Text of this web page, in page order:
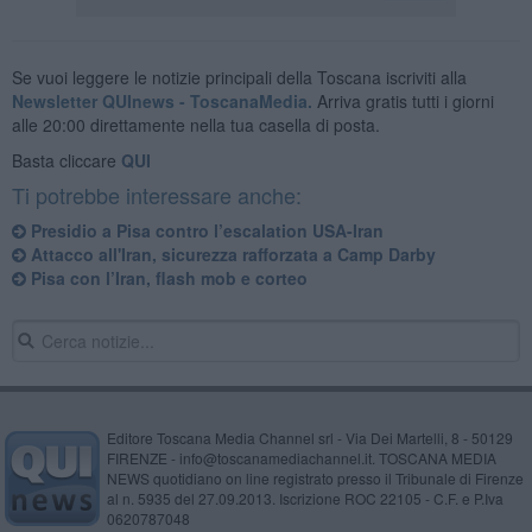
Se vuoi leggere le notizie principali della Toscana iscriviti alla
Newsletter QUInews - ToscanaMedia. Arriva gratis tutti i giorni
alle 20:00 direttamente nella tua casella di posta.
Basta cliccare QUI
Ti potrebbe interessare anche:
Presidio a Pisa contro l’escalation USA-Iran
Attacco all'Iran, sicurezza rafforzata a Camp Darby
Pisa con l’Iran, flash mob e corteo
Editore Toscana Media Channel srl - Via Dei Martelli, 8 - 50129
FIRENZE - info@toscanamediachannel.it. TOSCANA MEDIA
NEWS quotidiano on line registrato presso il Tribunale di Firenze
al n. 5935 del 27.09.2013. Iscrizione ROC 22105 - C.F. e P.Iva
0620787048